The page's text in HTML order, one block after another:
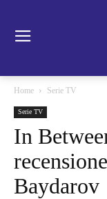
Home Serie TV
Serie TV
In
Baydarov